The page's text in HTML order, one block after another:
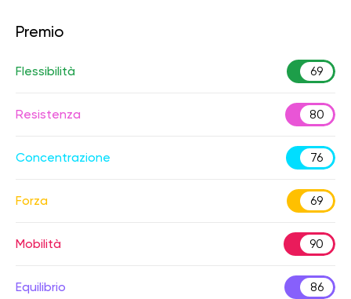
Premio
Flessibilità 69
Resistenza 80
Concentrazione 76
Forza 69
Mobilità 90
Equilibrio 86